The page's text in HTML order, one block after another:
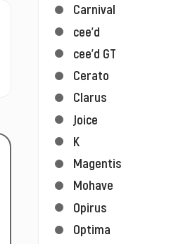
Carnival
cee'd
cee'd GT
Cerato
Clarus
Joice
K
Magentis
Mohave
Opirus
Optima